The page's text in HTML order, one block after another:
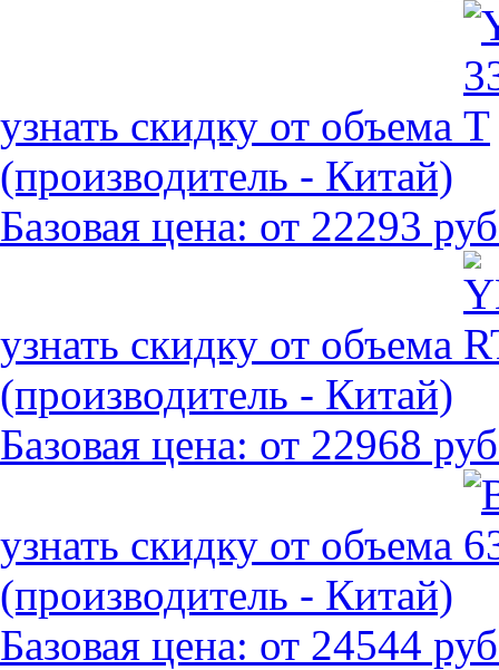
узнать скидку от объема
(производитель - Китай)
Базовая цена: от 22293
узнать скидку от объема
(производитель - Китай)
Базовая цена: от 22968
узнать скидку от объема
(производитель - Китай)
Базовая цена: от 24544